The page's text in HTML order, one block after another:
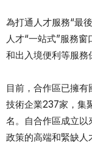
為打通人才服務“最
人才“一站式”服務
和出入境便利等服務
目前，合作區已擁
技術企業237家，集
名。自合作區成立
政策的高端和緊缺人